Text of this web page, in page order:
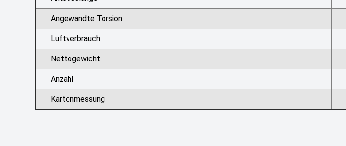
Angewandte Torsion
Luftverbrauch
Nettogewicht
Anzahl
Kartonmessung